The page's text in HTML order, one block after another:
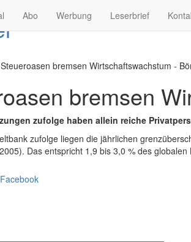
Abo Werbung Leserbrief
Steueroasen bremsen Wirtschaftswachstum -
bremsen
zufolge haben allein reiche
zufolge liegen die jährlichen
Das entspricht 1,9 bis 3,0 % des
Facebook